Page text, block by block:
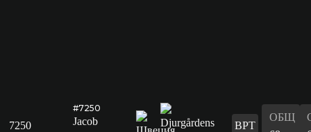
7250
#7250
Jacob
ВРТ
ОБЩ